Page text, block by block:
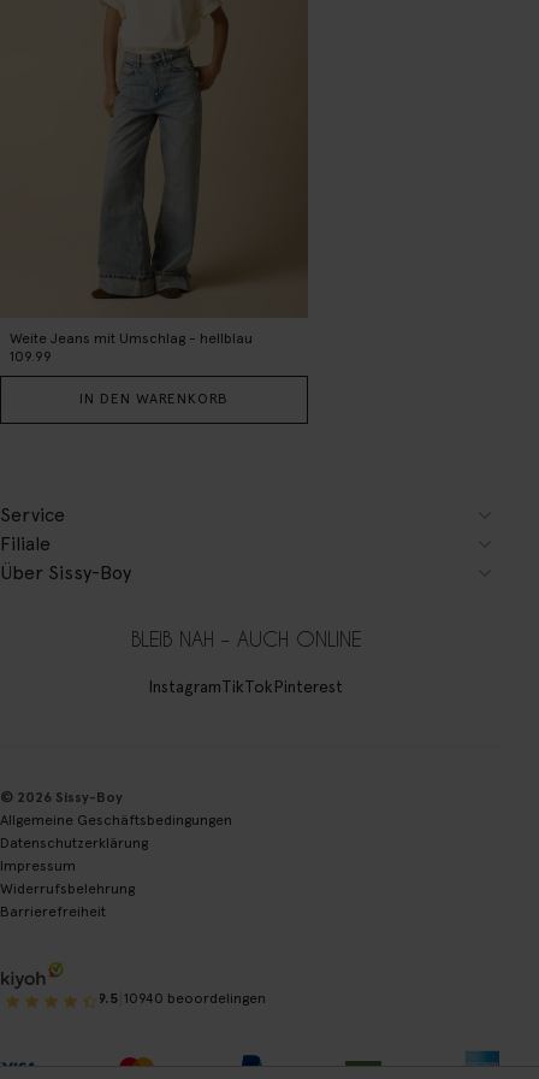
Weite Jeans mit Umschlag - hellblau
109.99
IN DEN WARENKORB
Service
Filiale
Über Sissy-Boy
BLEIB NAH – AUCH ONLINE
InstagramTikTokPinterest
© 2026 Sissy-Boy
Allgemeine Geschäftsbedingungen
Datenschutzerklärung
Impressum
Widerrufsbelehrung
Barrierefreiheit
9.5 10940 beoordelingen